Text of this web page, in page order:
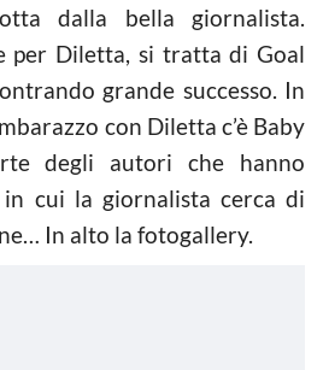
dalla bella giornalista.
per Diletta, si tratta di Goal
grande successo. In
con Diletta c’è Baby
degli autori che hanno
cui la giornalista cerca di
In alto la fotogallery.